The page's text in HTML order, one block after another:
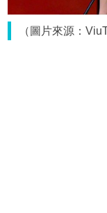
（圖片來源：